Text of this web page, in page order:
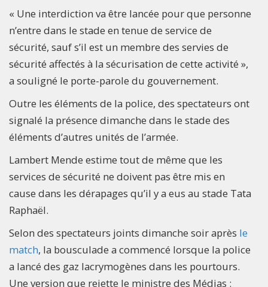
« Une interdiction va être lancée pour que personne
n’entre dans le stade en tenue de service de
sécurité, sauf s’il est un membre des servies de
sécurité affectés à la sécurisation de cette activité »,
a souligné le porte-parole du gouvernement.
Outre les éléments de la police, des spectateurs ont
signalé la présence dimanche dans le stade des
éléments d’autres unités de l’armée.
Lambert Mende estime tout de même que les
services de sécurité ne doivent pas être mis en
cause dans les dérapages qu’il y a eus au stade Tata
Raphaël.
Selon des spectateurs joints dimanche soir après le
match, la bousculade a commencé lorsque la police
a lancé des gaz lacrymogènes dans les pourtours.
Une version que rejette le ministre des Médias :